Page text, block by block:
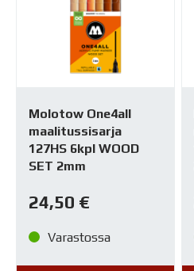
Molotow One4all
maalitussisarja
127HS 6kpl WOOD
SET 2mm
24,50 €
Varastossa